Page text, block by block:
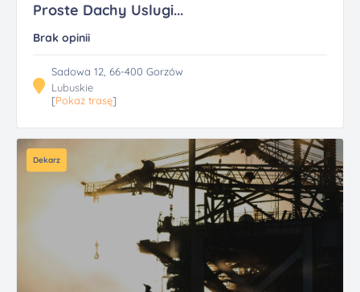
Proste Dachy Uslugi...
Brak opinii
Sadowa 12, 66-400 Gorzów
Lubuskie
[Pokaż trasę]
Dekarz